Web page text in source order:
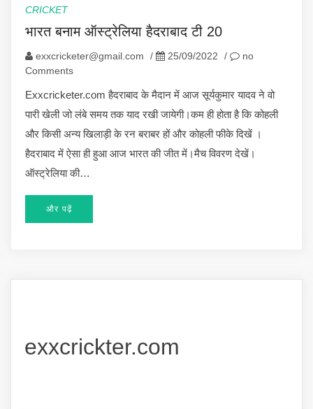
CRICKET
भारत बनाम ऑस्ट्रेलिया हैदराबाद टी 20
exxcricketer@gmail.com / 25/09/2022 /
no
Comments
Exxcricketer.com हैदराबाद के मैदान में आज सूर्यकुमार यादव ने वो
पारी खेली जो लंबे समय तक याद रखी जायेगी।कम ही होता है कि कोहली
और किसी अन्य खिलाड़ी के रन बराबर हों और कोहली फीके दिखें ।
हैदराबाद में ऐसा ही हुआ आज भारत की जीत में।मैच विवरण देखें।
ऑस्ट्रेलिया की…
और पढ़ें
exxcrickter.com